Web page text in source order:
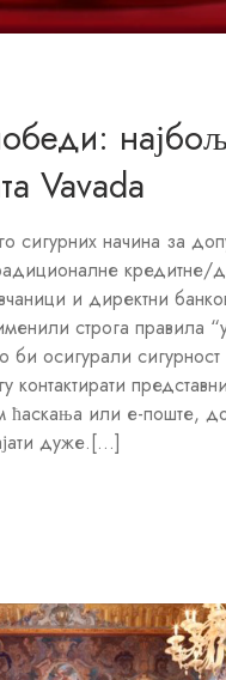
сигурних начина за
и директни
би осигурали сигурност
контактирати
ћаскања или е-поште,